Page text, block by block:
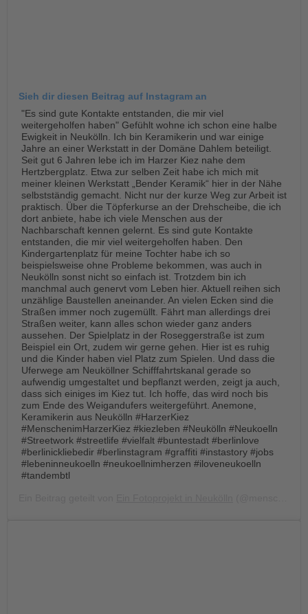
Sieh dir diesen Beitrag auf Instagram an
"Es sind gute Kontakte entstanden, die mir viel
weitergeholfen haben" Gefühlt wohne ich schon eine halbe
Ewigkeit in Neukölln. Ich bin Keramikerin und war einige
Jahre an einer Werkstatt in der Domäne Dahlem beteiligt.
Seit gut 6 Jahren lebe ich im Harzer Kiez nahe dem
Hertzbergplatz. Etwa zur selben Zeit habe ich mich mit
meiner kleinen Werkstatt „Bender Keramik“ hier in der Nähe
selbstständig gemacht. Nicht nur der kurze Weg zur Arbeit ist
praktisch. Über die Töpferkurse an der Drehscheibe, die ich
dort anbiete, habe ich viele Menschen aus der
Nachbarschaft kennen gelernt. Es sind gute Kontakte
entstanden, die mir viel weitergeholfen haben. Den
Kindergartenplatz für meine Tochter habe ich so
beispielsweise ohne Probleme bekommen, was auch in
Neukölln sonst nicht so einfach ist. Trotzdem bin ich
manchmal auch genervt vom Leben hier. Aktuell reihen sich
unzählige Baustellen aneinander. An vielen Ecken sind die
Straßen immer noch zugemüllt. Fährt man allerdings drei
Straßen weiter, kann alles schon wieder ganz anders
aussehen. Der Spielplatz in der Roseggerstraße ist zum
Beispiel ein Ort, zudem wir gerne gehen. Hier ist es ruhig
und die Kinder haben viel Platz zum Spielen. Und dass die
Uferwege am Neuköllner Schifffahrtskanal gerade so
aufwendig umgestaltet und bepflanzt werden, zeigt ja auch,
dass sich einiges im Kiez tut. Ich hoffe, das wird noch bis
zum Ende des Weigandufers weitergeführt. Anemone,
Keramikerin aus Neukölln #HarzerKiez
#MenschenimHarzerKiez #kiezleben #Neukölln #Neukoelln
#Streetwork #streetlife #vielfalt #buntestadt #berlinlove
#berlinickliebedir #berlinstagram #graffiti #instastory #jobs
#lebeninneukoelln #neukoellnimherzen #iloveneukoelln
#tandembtl